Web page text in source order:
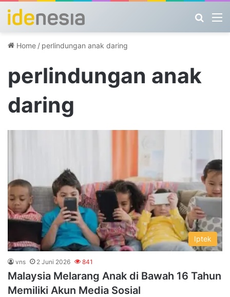
Home / perlindungan anak daring
perlindungan anak
daring
Iptek
vns 2 Juni 2026 841
Malaysia Melarang Anak di Bawah 16 Tahun
Memiliki Akun Media Sosial